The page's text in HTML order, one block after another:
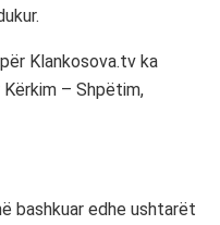
Klankosova.tv ka
– Shpëtim,
bashkuar edhe ushtarët